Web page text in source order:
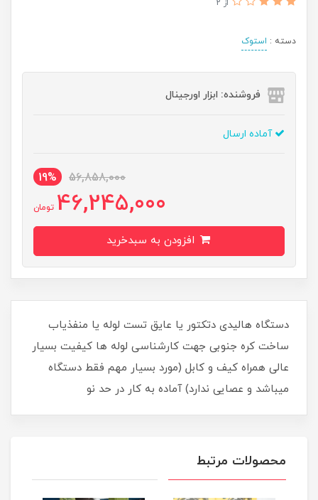
از 2
دسته : استوک
فروشنده: ابزار اورجینال
آماده ارسال
56,858,000
19%
46,245,000 تومان
دستگاه هالیدی دتکتور یا عایق تست لوله یا منفذیاب
ساخت کره جنوبی جهت کارشناسی لوله ها کیفیت بسیار
عالی همراه کیف و کابل (مورد بسیار مهم فقط دستگاه
میباشد و عصایی ندارد) آماده به کار در حد نو
محصولات مرتبط